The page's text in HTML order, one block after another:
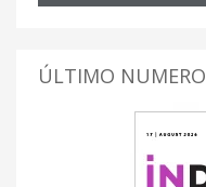
ÚLTIMO NUMERO